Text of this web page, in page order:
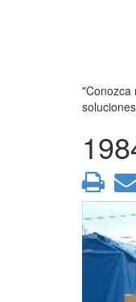
"Conozca